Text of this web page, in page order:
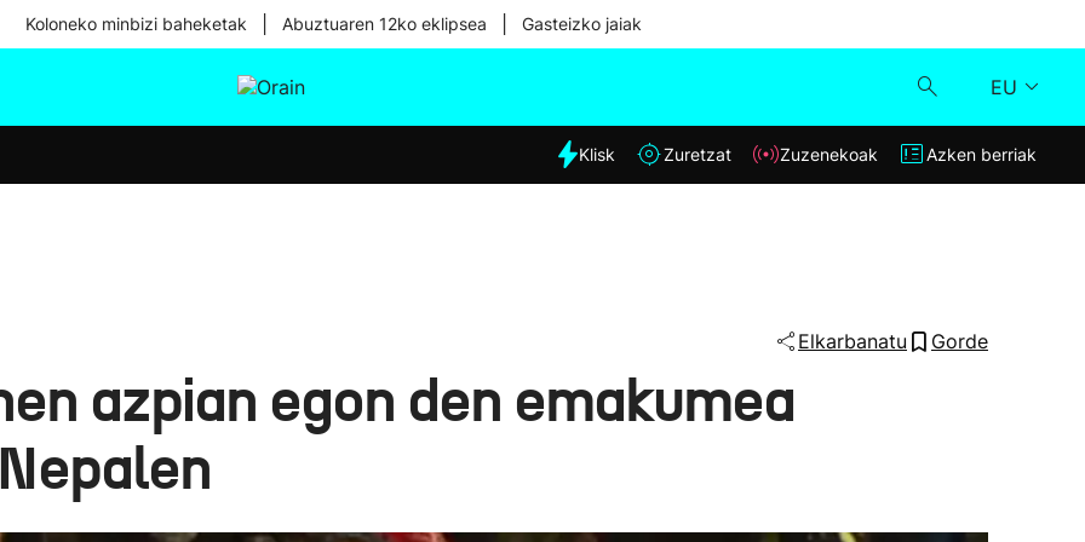
Koloneko minbizi baheketak Abuztuaren 12ko eklipsea Gasteizko jaiak
EU
Eguraldia
Klisk
Klisk Zuretzat Zuzenekoak Azken berriak
Elkarbanatu Gorde
azpian egon den emakumea